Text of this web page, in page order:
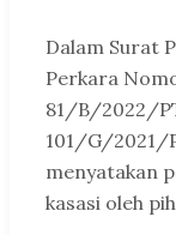
Dalam Surat
Perkara
81/B/2022/
101/G/2021/
menyatakan
kasasi oleh